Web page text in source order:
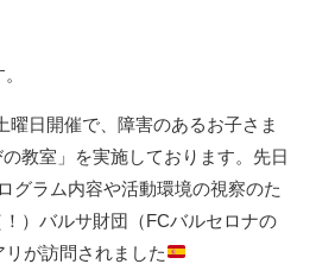
曜日開催で、障害のあるお子さま
教室」を実施しております。先日
グラム内容や活動環境の視察のた
）バルサ財団（FCバルセロナの
が訪問されました